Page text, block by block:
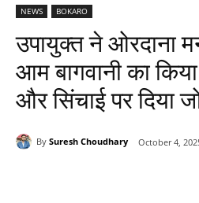
NEWS BOKARO
उपायुक्त ने ओरदाना
आम बागवानी का किया
और सिंचाई पर दिया
By Suresh Choudhary October 4,